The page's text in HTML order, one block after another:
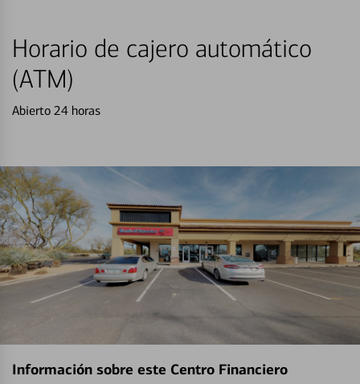
Horario de cajero automático
(ATM)
Abierto 24 horas
Información sobre este Centro Financiero